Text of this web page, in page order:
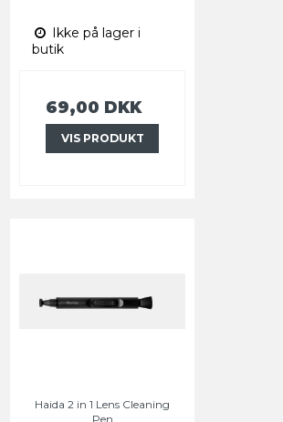
Ikke på lager i
butik
69,00 DKK
VIS PRODUKT
Haida 2 in 1 Lens Cleaning
Pen